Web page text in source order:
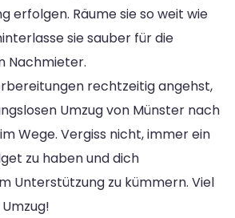
erfolgen. Räume sie so weit wie
sie sauber für die
Nachmieter.
rechtzeitig angehst,
Umzug von Münster nach
Wege. Vergiss nicht, immer ein
zu haben und dich
Unterstützung zu kümmern. Viel